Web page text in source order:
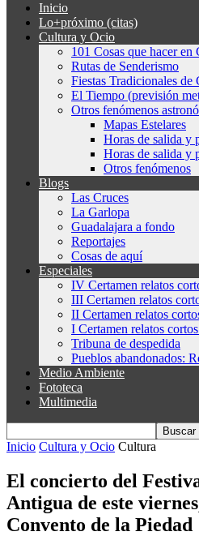
Inicio
Lo+próximo (citas)
Cultura y Ocio
101 Cosas que hacer en
Rutas de Senderismo
Fiestas Tradicionales de
El Tiempo (previsión
Otros fenómenos
Mapas Estelares
Horas de salida y
Horas de salida y
Otros fenómenos
Blogs
Las Cruces
La Garlopa
Guadalajara a fondo
Reportajes
Cosas de aquí
Especiales
IV Certamen relatos
III Certamen relatos
II Certamen relatos
I Certamen relatos
Tribuna de despedida
Pueblos abandonados:
Medio Ambiente
Fototeca
Multimedia
Inicio Cultura y Ocio Cultura
El concierto del
Antigua de este
Convento de la Piedad